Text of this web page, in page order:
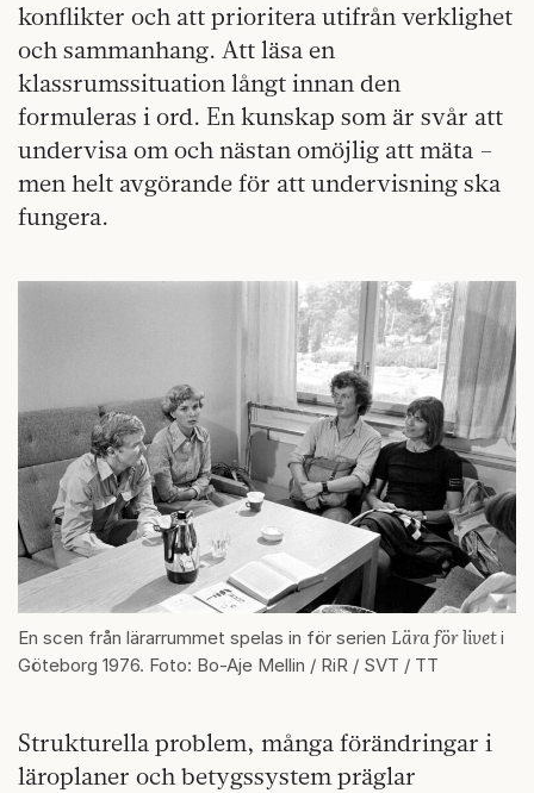
konflikter och att prioritera utifrån verklighet
och sammanhang. Att läsa en
klassrumssituation långt innan den
formuleras i ord. En kunskap som är svår att
undervisa om och nästan omöjlig att mäta –
men helt avgörande för att undervisning ska
fungera.
En scen från lärarrummet spelas in för serien Lära för liveti
Göteborg 1976. Foto: Bo-Aje Mellin / RiR / SVT / TT
Strukturella problem, många förändringar i
läroplaner och betygssystem präglar